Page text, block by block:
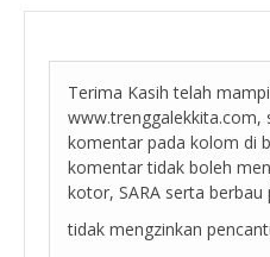
Terima Kasih telah
www.trenggalekkita.com,
komentar pada kolom di
komentar tidak boleh
kotor, SARA serta
tidak mengzinkan